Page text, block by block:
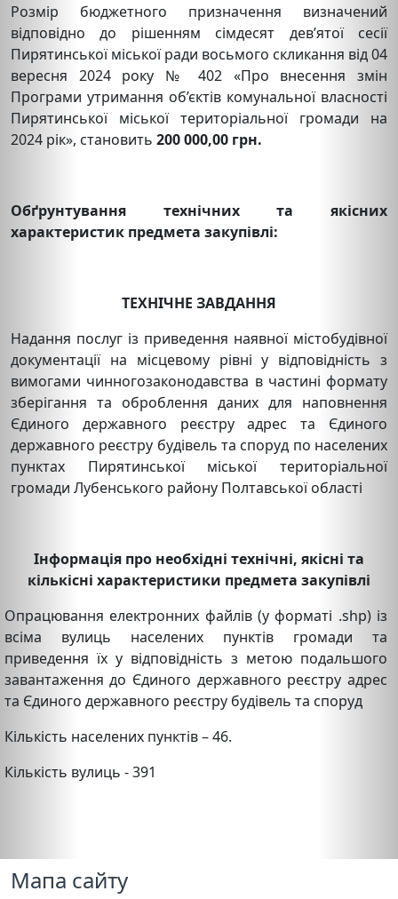
Розмір бюджетного призначення визначений
відповідно до рішенням сімдесят дев’ятої сесії
Пирятинської міської ради восьмого скликання від 04
вересня 2024 року № 402 «Про внесення змін
Програми утримання об’єктів комунальної власності
Пирятинської міської територіальної громади на
2024 рік», становить 200 000,00 грн.
Обґрунтування технічних та якісних
характеристик предмета закупівлі:
ТЕХНІЧНЕ ЗАВДАННЯ
Надання послуг із приведення наявної містобудівної
документації на місцевому рівні у відповідність з
вимогами чинногозаконодавства в частині формату
зберігання та оброблення даних для наповнення
Єдиного державного реєстру адрес та Єдиного
державного реєстру будівель та споруд по населених
пунктах Пирятинської міської територіальної
громади Лубенського району Полтавської області
Інформація про необхідні технічні, якісні та
кількісні характеристики предмета закупівлі
Опрацювання електронних файлів (у форматі .shp) із
всіма вулиць населених пунктів громади та
приведення їх у відповідність з метою подальшого
завантаження до Єдиного державного реєстру адрес
та Єдиного державного реєстру будівель та споруд
Кількість населених пунктів – 46.
Кількість вулиць - 391
Мапа сайту